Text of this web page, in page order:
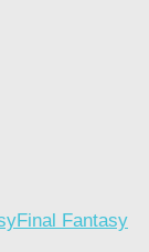
Final Fantasy